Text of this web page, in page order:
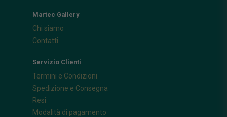
Martec Gallery
Chi siamo
Contatti
Servizio Clienti
Termini e Condizioni
Spedizione e Consegna
Resi
Modalità di pagamento